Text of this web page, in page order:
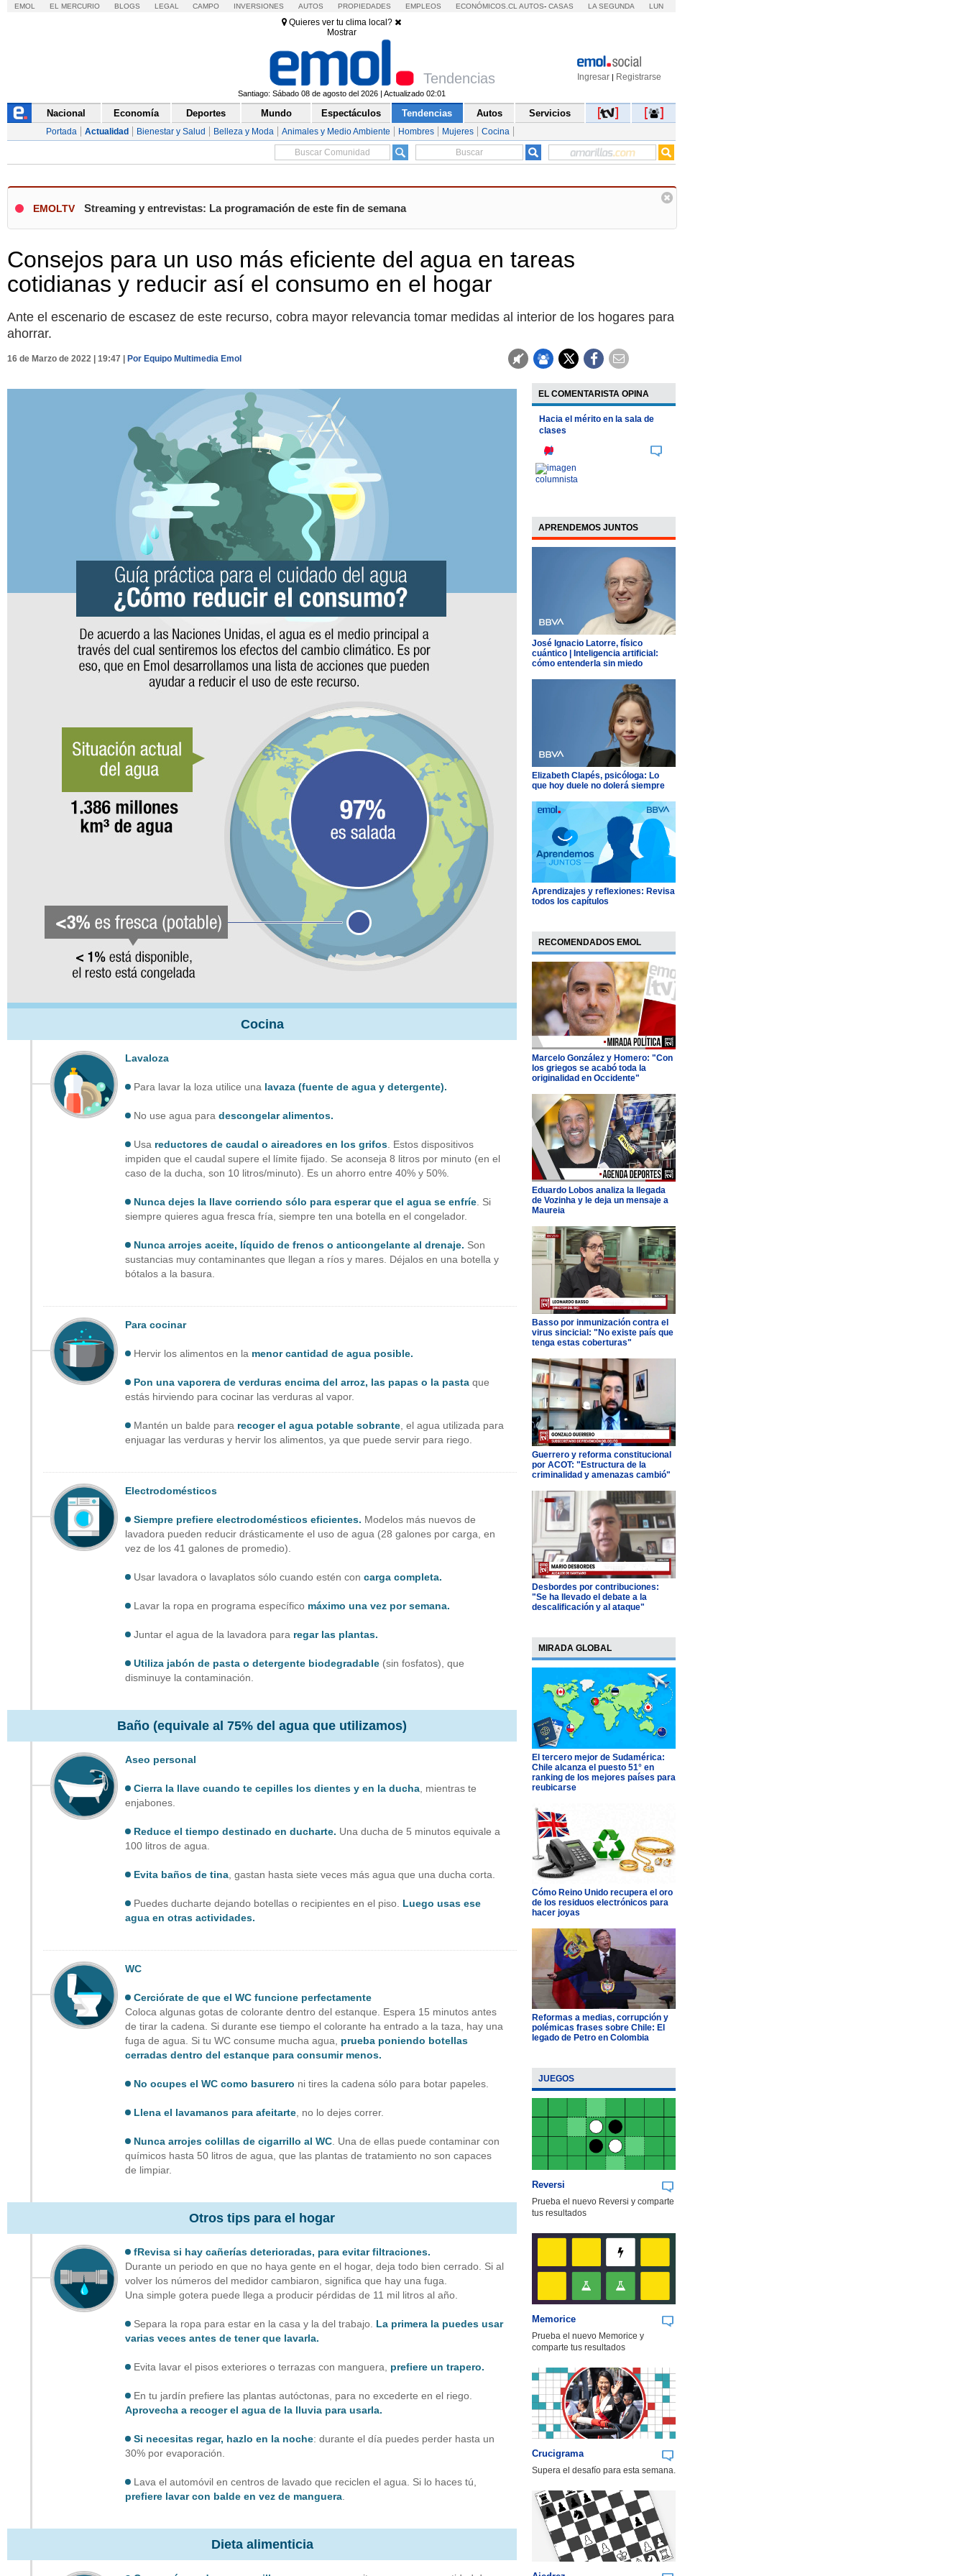
EMOL EL MERCURIO BLOGS LEGAL CAMPO INVERSIONES AUTOS PROPIEDADES EMPLEOS ECONÓMICOS.CL AUTOS- CASAS LA SEGUNDA LUN
Quieres ver tu clima local?
Mostrar
Ingresar | Registrarse
Tendencias
Santiago: Sábado 08 de agosto del 2026 | Actualizado 02:01
Nacional Economía Deportes Mundo Espectáculos Tendencias Autos Servicios
Portada Actualidad Bienestar y Salud Belleza y Moda Animales y Medio Ambiente Hombres Mujeres Cocina
EMOLTV Streaming y entrevistas: La programación de este fin de semana
Consejos para un uso más eficiente del agua en tareas
cotidianas y reducir así el consumo en el hogar
Ante el escenario de escasez de este recurso, cobra mayor relevancia tomar medidas al interior de los hogares para
ahorrar.
16 de Marzo de 2022 | 19:47 | Por Equipo Multimedia Emol
Cocina
Lavaloza
Para lavar la loza utilice una lavaza (fuente de agua y detergente).
No use agua para descongelar alimentos.
Usa reductores de caudal o aireadores en los grifos . Estos dispositivos
impiden que el caudal supere el límite fijado. Se aconseja 8 litros por minuto (en el
caso de la ducha, son 10 litros/minuto). Es un ahorro entre 40% y 50%.
Nunca dejes la llave corriendo sólo para esperar que el agua se enfríe . Si
siempre quieres agua fresca fría, siempre ten una botella en el congelador.
Nunca arrojes aceite, líquido de frenos o anticongelante al drenaje. Son
sustancias muy contaminantes que llegan a ríos y mares. Déjalos en una botella y
bótalos a la basura.
Para cocinar
Hervir los alimentos en la menor cantidad de agua posible.
Pon una vaporera de verduras encima del arroz, las papas o la pasta que
estás hirviendo para cocinar las verduras al vapor.
Mantén un balde para recoger el agua potable sobrante , el agua utilizada para
enjuagar las verduras y hervir los alimentos, ya que puede servir para riego.
Electrodomésticos
Siempre prefiere electrodomésticos eficientes. Modelos más nuevos de
lavadora pueden reducir drásticamente el uso de agua (28 galones por carga, en
vez de los 41 galones de promedio).
Usar lavadora o lavaplatos sólo cuando estén con carga completa.
Lavar la ropa en programa específico máximo una vez por semana.
Juntar el agua de la lavadora para regar las plantas.
Utiliza jabón de pasta o detergente biodegradable (sin fosfatos), que
disminuye la contaminación.
Baño (equivale al 75% del agua que utilizamos)
Aseo personal
Cierra la llave cuando te cepilles los dientes y en la ducha , mientras te
enjabones.
Reduce el tiempo destinado en ducharte. Una ducha de 5 minutos equivale a
100 litros de agua.
Evita baños de tina , gastan hasta siete veces más agua que una ducha corta.
Puedes ducharte dejando botellas o recipientes en el piso. Luego usas ese
agua en otras actividades.
WC
Cerciórate de que el WC funcione perfectamente
Coloca algunas gotas de colorante dentro del estanque. Espera 15 minutos antes
de tirar la cadena. Si durante ese tiempo el colorante ha entrado a la taza, hay una
fuga de agua. Si tu WC consume mucha agua,
prueba poniendo botellas
cerradas dentro del estanque para consumir menos.
No ocupes el WC como basurero ni tires la cadena sólo para botar papeles.
Llena el lavamanos para afeitarte , no lo dejes correr.
Nunca arrojes colillas de cigarrillo al WC . Una de ellas puede contaminar con
químicos hasta 50 litros de agua, que las plantas de tratamiento no son capaces
de limpiar.
Otros tips para el hogar
fRevisa si hay cañerías deterioradas, para evitar filtraciones.
Durante un periodo en que no haya gente en el hogar, deja todo bien cerrado. Si al
volver los números del medidor cambiaron, significa que hay una fuga.
Una simple gotera puede llega a producir pérdidas de 11 mil litros al año.
Separa la ropa para estar en la casa y la del trabajo. La primera la puedes usar
varias veces antes de tener que lavarla.
Evita lavar el pisos exteriores o terrazas con manguera, prefiere un trapero.
En tu jardín prefiere las plantas autóctonas, para no excederte en el riego.
Aprovecha a recoger el agua de la lluvia para usarla.
Si necesitas regar, hazlo en la noche: durante el día puedes perder hasta un
30% por evaporación.
Lava el automóvil en centros de lavado que reciclen el agua. Si lo haces tú,
prefiere lavar con balde en vez de manguera
Dieta alimenticia
EL COMENTARISTA OPINA
Hacia el mérito en la sala de
clases
APRENDEMOS JUNTOS
José Ignacio Latorre, físico
cuántico | Inteligencia artificial:
cómo entenderla sin miedo
Elizabeth Clapés, psicóloga: Lo
que hoy duele no dolerá siempre
Aprendizajes y reflexiones: Revisa
todos los capítulos
RECOMENDADOS EMOL
Marcelo González y Homero: "Con
los griegos se acabó toda la
originalidad en Occidente"
Eduardo Lobos analiza la llegada
de Vozinha y le deja un mensaje a
Maureia
Basso por inmunización contra el
virus sincicial: "No existe país que
tenga estas coberturas"
Guerrero y reforma constitucional
por ACOT: "Estructura de la
criminalidad y amenazas cambió"
Desbordes por contribuciones:
"Se ha llevado el debate a la
descalificación y al ataque"
MIRADA GLOBAL
El tercero mejor de Sudamérica:
Chile alcanza el puesto 51° en
ranking de los mejores países para
reubicarse
Cómo Reino Unido recupera el oro
de los residuos electrónicos para
hacer joyas
Reformas a medias, corrupción y
polémicas frases sobre Chile: El
legado de Petro en Colombia
JUEGOS
Reversi
Prueba el nuevo Reversi y comparte
tus resultados
Memorice
Prueba el nuevo Memorice y
comparte tus resultados
Crucigrama
Supera el desafío para esta semana.